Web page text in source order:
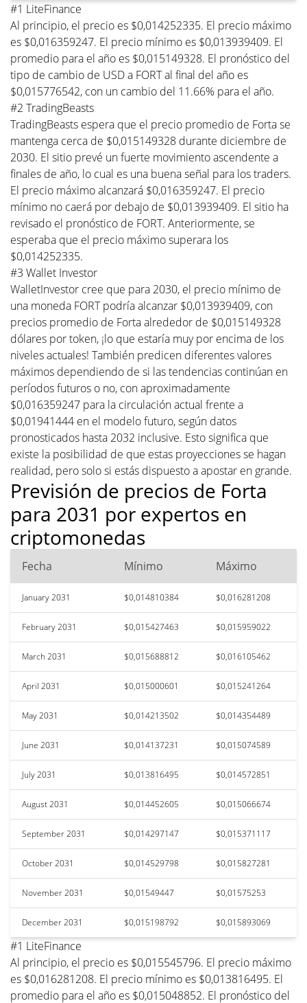
#1 LiteFinance
Al principio, el precio es $0,014252335. El precio máximo
es $0,016359247. El precio mínimo es $0,013939409. El
promedio para el año es $0,015149328. El pronóstico del
tipo de cambio de USD a FORT al final del año es
$0,015776542, con un cambio del 11.66% para el año.
#2 TradingBeasts
TradingBeasts espera que el precio promedio de Forta se
mantenga cerca de $0,015149328 durante diciembre de
2030. El sitio prevé un fuerte movimiento ascendente a
finales de año, lo cual es una buena señal para los traders.
El precio máximo alcanzará $0,016359247. El precio
mínimo no caerá por debajo de $0,013939409. El sitio ha
revisado el pronóstico de FORT. Anteriormente, se
esperaba que el precio máximo superara los
$0,014252335.
#3 Wallet Investor
WalletInvestor cree que para 2030, el precio mínimo de
una moneda FORT podría alcanzar $0,013939409, con
precios promedio de Forta alrededor de $0,015149328
dólares por token, ¡lo que estaría muy por encima de los
niveles actuales! También predicen diferentes valores
máximos dependiendo de si las tendencias continúan en
períodos futuros o no, con aproximadamente
$0,016359247 para la circulación actual frente a
$0,01941444 en el modelo futuro, según datos
pronosticados hasta 2032 inclusive. Esto significa que
existe la posibilidad de que estas proyecciones se hagan
realidad, pero solo si estás dispuesto a apostar en grande.
Previsión de precios de Forta
para 2031 por expertos en
criptomonedas
Fecha Mínimo Máximo
January 2031 $0,014810384 $0,016281208
February 2031 $0,015427463 $0,015959022
March 2031 $0,015688812 $0,016105462
April 2031 $0,015000601 $0,015241264
May 2031 $0,014213502 $0,014354489
June 2031 $0,014137231 $0,015074589
July 2031 $0,013816495 $0,014572851
August 2031 $0,014452605 $0,015066674
September 2031 $0,014297147 $0,015371117
October 2031 $0,014529798 $0,015827281
November 2031 $0,01549447 $0,01575253
December 2031 $0,015198792 $0,015893069
#1 LiteFinance
Al principio, el precio es $0,015545796. El precio máximo
es $0,016281208. El precio mínimo es $0,013816495. El
promedio para el año es $0,015048852. El pronóstico del